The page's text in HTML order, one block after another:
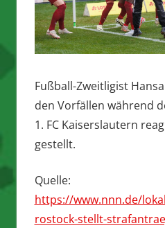
Fußball-Zweitligist
den Vorfällen während
1. FC Kaiserslautern
gestellt.
Quelle:
https://www.nnn.de/
rostock-stellt-